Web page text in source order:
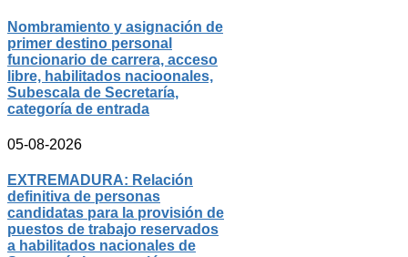
Nombramiento y asignación de
primer destino personal
funcionario de carrera, acceso
libre, habilitados nacioonales,
Subescala de Secretaría,
categoría de entrada
05-08-2026
EXTREMADURA: Relación
definitiva de personas
candidatas para la provisión de
puestos de trabajo reservados
a habilitados nacionales de